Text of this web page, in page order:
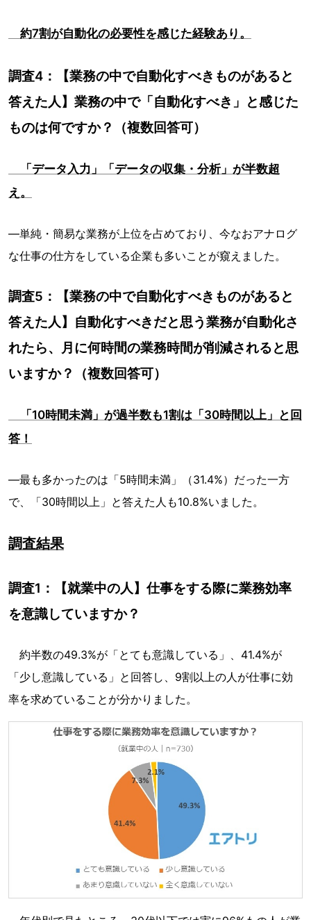
約7割が自動化の必要性を感じた経験あり。
調査4：【業務の中で自動化すべきものがあると
答えた人】業務の中で「自動化すべき」と感じた
ものは何ですか？（複数回答可）
「データ入力」「データの収集・分析」が半数超
え。
―単純・簡易な業務が上位を占めており、今なおアナログ
な仕事の仕方をしている企業も多いことが窺えました。
調査5：【業務の中で自動化すべきものがあると
答えた人】自動化すべきだと思う業務が自動化さ
れたら、月に何時間の業務時間が削減されると思
いますか？（複数回答可）
「10時間未満」が過半数も1割は「30時間以上」と回
答！
―最も多かったのは「5時間未満」（31.4%）だった一方
で、「30時間以上」と答えた人も10.8%いました。
調査結果
調査1：【就業中の人】仕事をする際に業務効率
を意識していますか？
約半数の49.3%が「とても意識している」、41.4%が
「少し意識している」と回答し、9割以上の人が仕事に効
率を求めていることが分かりました。